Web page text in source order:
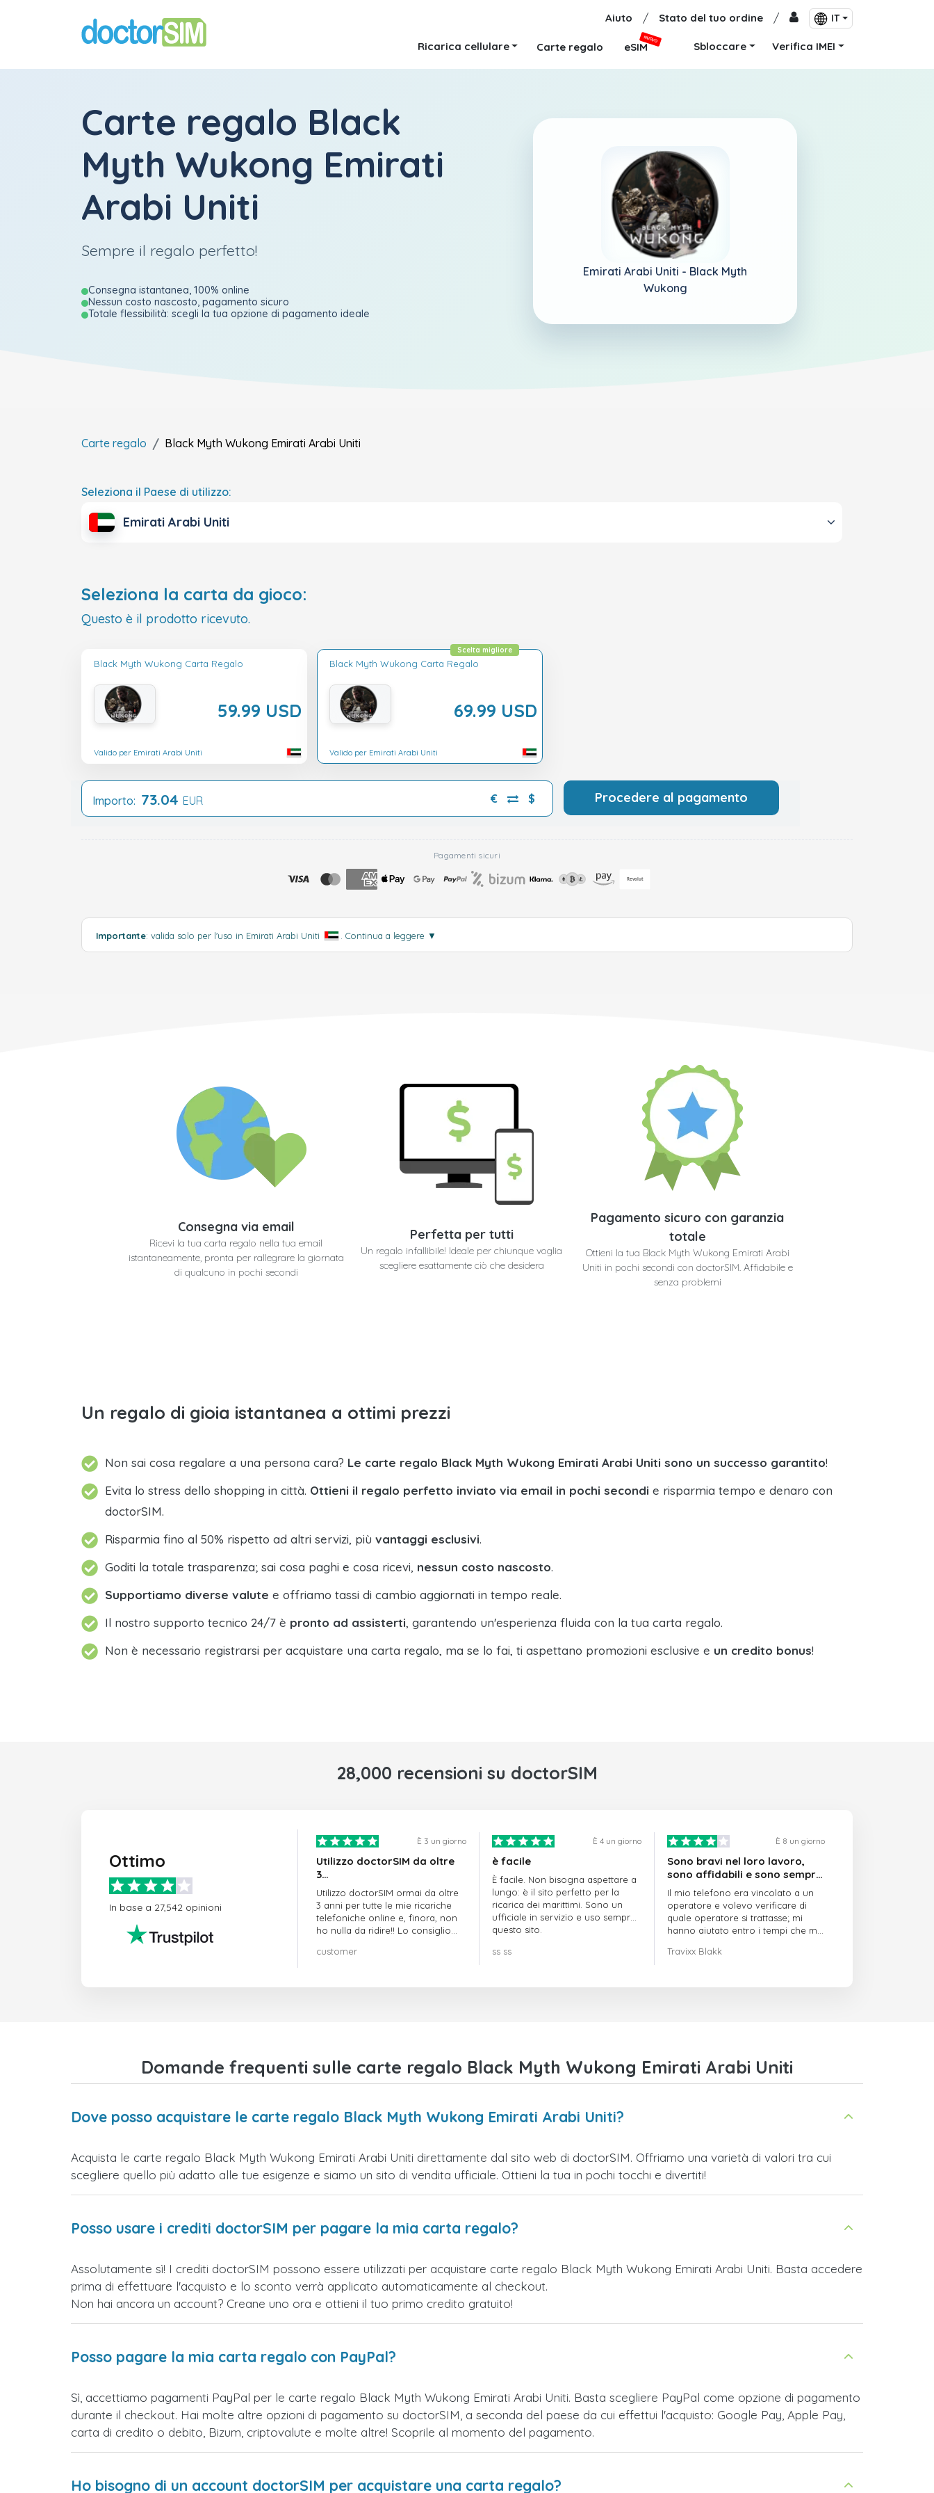
Aiuto / Stato del tuo ordine / IT
Ricarica cellulare Carte regalo eSIM
NUOVO
Sbloccare Verifica IMEI
Carte regalo Black
Myth Wukong Emirati
Arabi Uniti
Sempre il regalo perfetto!
Consegna istantanea, 100% online
Nessun costo nascosto, pagamento sicuro
Totale flessibilità: scegli la tua opzione di pagamento ideale
Emirati Arabi Uniti - Black Myth
Wukong
Carte regalo Black Myth Wukong Emirati Arabi Uniti
Seleziona il Paese di utilizzo:
Emirati Arabi Uniti
Seleziona la carta da gioco:
Questo è il prodotto ricevuto.
Black Myth Wukong Carta Regalo
59.99 USD
Valido per Emirati Arabi Uniti
Black Myth Wukong Carta Regalo
69.99 USD
Scelta migliore
Valido per Emirati Arabi Uniti
Importo: 73.04 EUR € $ Procedere al pagamento
Pagamenti sicuri
Importante: valida solo per l'uso in Emirati Arabi Uniti Continua a leggere ▼
Consegna via email
Ricevi la tua carta regalo nella tua email
istantaneamente, pronta per rallegrare la giornata
di qualcuno in pochi secondi
Perfetta per tutti
Un regalo infallibile! Ideale per chiunque voglia
scegliere esattamente ciò che desidera
Pagamento sicuro con garanzia
totale
Ottieni la tua Black Myth Wukong Emirati Arabi
Uniti in pochi secondi con doctorSIM. Affidabile e
senza problemi
Un regalo di gioia istantanea a ottimi prezzi
Non sai cosa regalare a una persona cara? Le carte regalo Black Myth Wukong Emirati Arabi Uniti sono un successo garantito!
Evita lo stress dello shopping in città. Ottieni il regalo perfetto inviato via email in pochi secondi e risparmia tempo e denaro con
doctorSIM.
Risparmia fino al 50% rispetto ad altri servizi, più vantaggi esclusivi.
Goditi la totale trasparenza; sai cosa paghi e cosa ricevi, nessun costo nascosto.
Supportiamo diverse valute e offriamo tassi di cambio aggiornati in tempo reale.
Il nostro supporto tecnico 24/7 è pronto ad assisterti, garantendo un'esperienza fluida con la tua carta regalo.
Non è necessario registrarsi per acquistare una carta regalo, ma se lo fai, ti aspettano promozioni esclusive e un credito bonus!
28,000 recensioni su doctorSIM
Ottimo
In base a 27,542 opinioni
È 3 un giorno
Utilizzo doctorSIM da oltre
3…
Utilizzo doctorSIM ormai da oltre
3 anni per tutte le mie ricariche
telefoniche online e, finora, non
ho nulla da ridire!! Lo consiglio
customer
È 4 un giorno
è facile
È facile. Non bisogna aspettare a
lungo: è il sito perfetto per la
ricarica dei marittimi. Sono un
ufficiale in servizio e uso sempre
questo sito.
ss ss
È 8 un giorno
Sono bravi nel loro lavoro,
sono affidabili e sono sempre
puntuali
Il mio telefono era vincolato a un
operatore e volevo verificare di
quale operatore si trattasse; mi
hanno aiutato entro i tempi che mi
Travixx Blakk
Domande frequenti sulle carte regalo Black Myth Wukong Emirati Arabi Uniti
Dove posso acquistare le carte regalo Black Myth Wukong Emirati Arabi Uniti?
Acquista le carte regalo Black Myth Wukong Emirati Arabi Uniti direttamente dal sito web di doctorSIM. Offriamo una varietà di valori tra cui
scegliere quello più adatto alle tue esigenze e siamo un sito di vendita ufficiale. Ottieni la tua in pochi tocchi e divertiti!
Posso usare i crediti doctorSIM per pagare la mia carta regalo?
Assolutamente sì! I crediti doctorSIM possono essere utilizzati per acquistare carte regalo Black Myth Wukong Emirati Arabi Uniti. Basta accedere
prima di effettuare l'acquisto e lo sconto verrà applicato automaticamente al checkout.
Non hai ancora un account? Creane uno ora e ottieni il tuo primo credito gratuito!
Posso pagare la mia carta regalo con PayPal?
Sì, accettiamo pagamenti PayPal per le carte regalo Black Myth Wukong Emirati Arabi Uniti. Basta scegliere PayPal come opzione di pagamento
durante il checkout. Hai molte altre opzioni di pagamento su doctorSIM, a seconda del paese da cui effettui l'acquisto: Google Pay, Apple Pay,
carta di credito o debito, Bizum, criptovalute e molte altre! Scoprile al momento del pagamento.
Ho bisogno di un account doctorSIM per acquistare una carta regalo?